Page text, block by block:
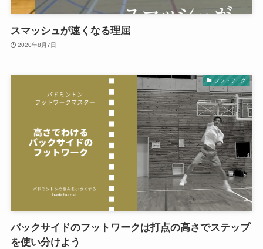
スマッシュが速くなる理屈
2020年8月7日
フットワーク
バックサイドのフットワークは打点の高さでステップ
を使い分けよう